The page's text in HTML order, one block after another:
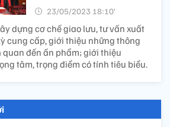
23/05/2023 18:10’
dựng cơ chế giao lưu, tư vấn xuất
cung cấp, giới thiệu những thông
đến ấn phẩm; giới thiệu
tâm, trọng điểm có tính tiêu biểu.